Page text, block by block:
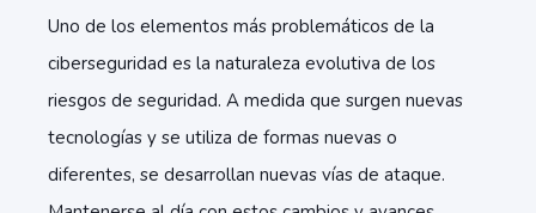
Uno de los elementos más problemáticos de la
ciberseguridad es la naturaleza evolutiva de los
riesgos de seguridad. A medida que surgen nuevas
tecnologías y se utiliza de formas nuevas o
diferentes, se desarrollan nuevas vías de ataque.